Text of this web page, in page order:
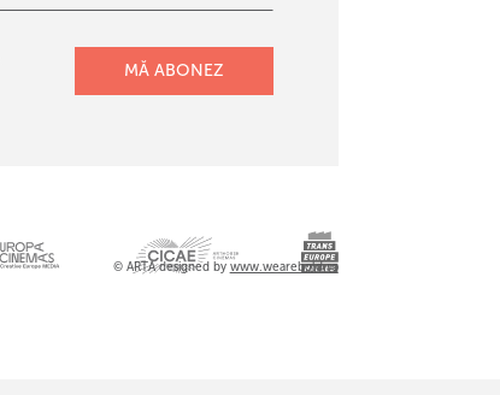
© ARTA designed by www.wearebold.ro